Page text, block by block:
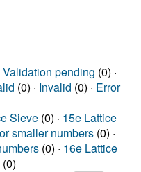
Validation pending (0) ·
(0) · Invalid (0) · Error
Sieve (0) · 15e Lattice
smaller numbers (0) ·
(0) · 16e Lattice
(0)